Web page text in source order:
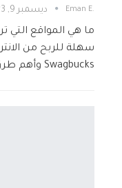
.Eman E ديسمبر 9, 2023
ما هي المواقع
سهلة للربح من
Swagbucks وأهم طرق الربح من…